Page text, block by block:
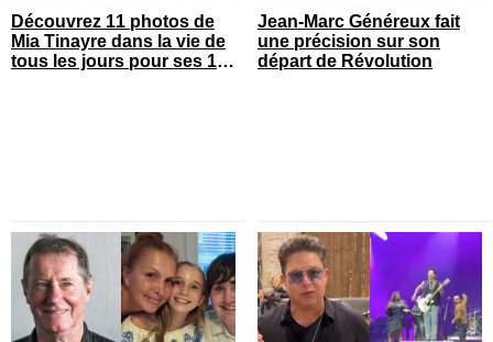
Découvrez 11 photos de
Mia Tinayre dans la vie de
tous les jours pour ses 18
Jean-Marc Généreux fait
une précision sur son
départ de Révolution